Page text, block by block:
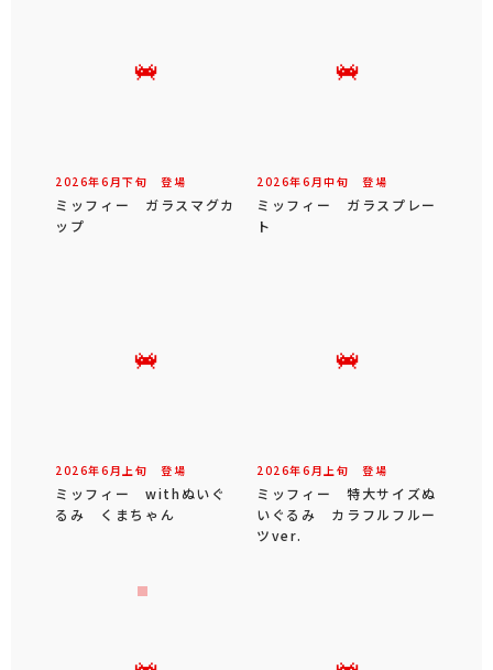
2026年6 月下旬 登場
ミッフィー ガラスマグカ
ップ
2026年6 月中旬 登場
ミッフィー ガラスプレー
ト
2026年6 月 上旬 登場
ミッフィー withぬいぐ
るみ くまちゃん
2026年6 月 上旬 登場
ミッフィー 特大サイズぬ
いぐるみ カラフルフルー
ツver.